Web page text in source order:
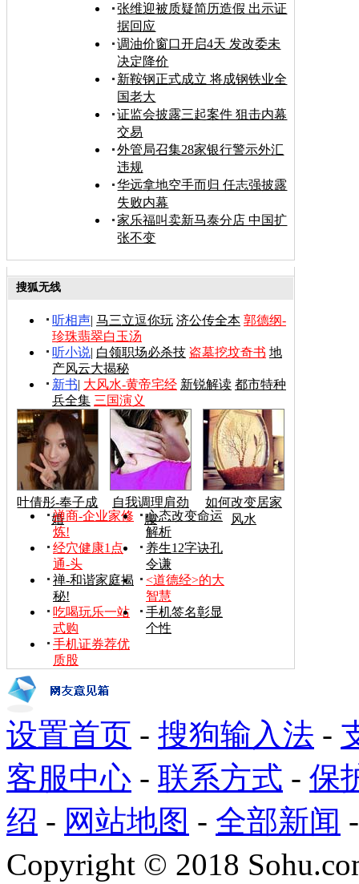
张维迎被质疑简历造假 出示证
据回应
调油价窗口开启4天 发改委未
决定降价
新鞍钢正式成立 将成钢铁业全
国老大
证监会披露三起案件 狙击内幕
交易
外管局召集28家银行警示外汇
违规
华远拿地空手而归 任志强披露
失败内幕
家乐福叫卖新马泰分店 中国扩
张不变
搜狐无线
听相声| 马三立逗你玩 济公传全本 郭德纲-
珍珠翡翠白玉汤
听小说| 白领职场必杀技 盗墓挖坟奇书 地
产风云大揭秘
新书| 大风水-黄帝宅经 新锐解读 都市特种
兵全集 三国演义
叶倩彤-奉子成
婚
自我调理肩劲
腰
如何改变居家
风水
禅商-企业家修
炼!
心态改变命运
解析
经穴健康1点
通-头
养生12字诀孔
令谦
禅-和谐家庭揭
秘!
<道德经>的大
智慧
吃喝玩乐一站
式购
手机签名彰显
个性
手机证券荐优
质股
设置首页 - 搜狗输入法 -
客服中心 - 联系方式 - 保
绍 - 网站地图 - 全部新闻
Copyright © 2018